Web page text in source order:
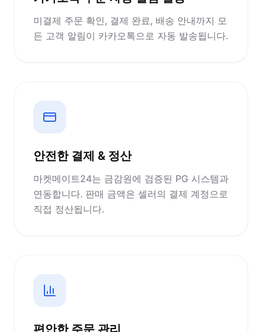
미결제 주문 확인, 결제 완료, 배송 안내까지 모
든 고객 알림이 카카오톡으로 자동 발송됩니다.
안전한 결제 & 정산
마켓메이트24는 금감원에 검증된 PG 시스템과
연동합니다. 판매 금액은 셀러의 결제 계정으로
직접 정산됩니다.
편안한 주문 관리